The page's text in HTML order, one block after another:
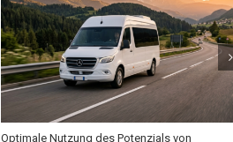
Optimale Nutzung des Potenzials von